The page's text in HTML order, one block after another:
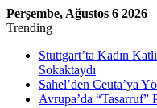
Perşembe, Ağustos 6 2026
Trending
Stuttgart’ta Kadın
Sokaktaydı
Sahel’den Ceuta’ya
Avrupa’da “Tasarruf”